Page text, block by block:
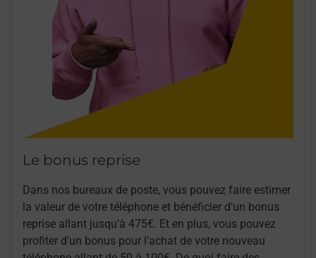
Le bonus reprise
Dans nos bureaux de poste, vous pouvez faire estimer
la valeur de votre téléphone et bénéficier d’un bonus
reprise allant jusqu’à 475€. Et en plus, vous pouvez
profiter d’un bonus pour l’achat de votre nouveau